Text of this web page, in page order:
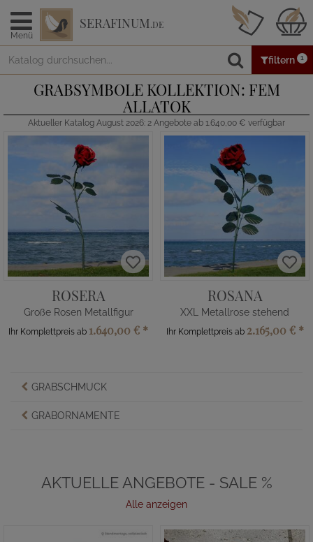
Menü
SERAFINUM.DE
filtern 1
GRABSYMBOLE KOLLEKTION: FEM
ALLATOK
Aktueller Katalog August 2026: 2 Angebote ab 1.640,00 € verfügbar
ROSERA
Große Rosen Metallfigur
Ihr Komplettpreis ab 1.640,00 € *
ROSANA
XXL Metallrose stehend
Ihr Komplettpreis ab 2.165,00 € *
GRABSCHMUCK
GRABORNAMENTE
AKTUELLE ANGEBOTE - SALE %
Alle anzeigen